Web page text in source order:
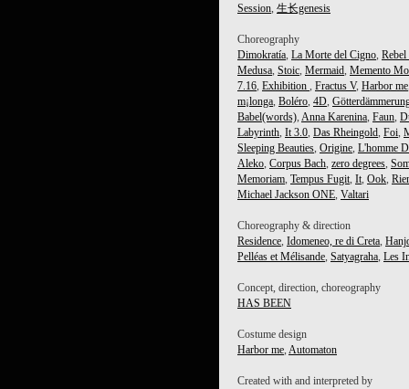
Session, 生长genesis
Choreography
Dimokratía, La Morte del Cigno, Rebel
Medusa, Stoic, Mermaid, Memento
7.16, Exhibition , Fractus V, Harbor me
m¡longa, Boléro, 4D,
Babel(words), Anna Karenina, Faun,
Labyrinth, It 3.0, Das Rheingold, Foi,
Sleeping Beauties, Origine, L'homme
Aleko, Corpus Bach, zero degrees,
Memoriam, Tempus Fugit, It, Ook,
Michael Jackson ONE, Valtari
Choreography & direction
Residence, Idomeneo, re di Creta,
Pelléas et Mélisande, Satyagraha, Les
Concept, direction, choreography
HAS BEEN
Costume design
Harbor me, Automaton
Created with and interpreted by